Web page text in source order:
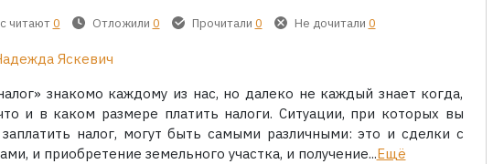
читают 0 Отложили 0 Прочитали 0 Не дочитали 0
Яскевич
знакомо каждому из нас, но далеко не каждый знает когда,
и в каком размере платить налоги. Ситуации, при которых вы
налог, могут быть самыми различными: это и сделки с
и приобретение земельного участка, и получение...Ещё